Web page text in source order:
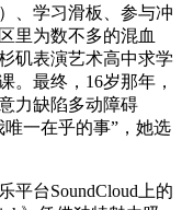
、学习滑板、参与冲
里为数不多的混血
矶表演艺术高中求学
。最终，16岁那年，
力缺陷多动障碍
唯一在乎的事”，她选
平台SoundCloud上的